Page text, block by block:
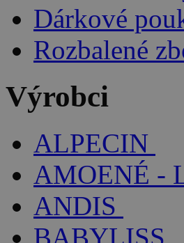
Dárkové
Rozbalené
Výrobci
ALPECIN
AMOENÉ -
ANDIS